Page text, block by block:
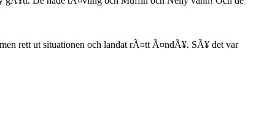
rett ut situationen och landat rÃ¤tt Ã¤ndÃ¥. SÃ¥ det var